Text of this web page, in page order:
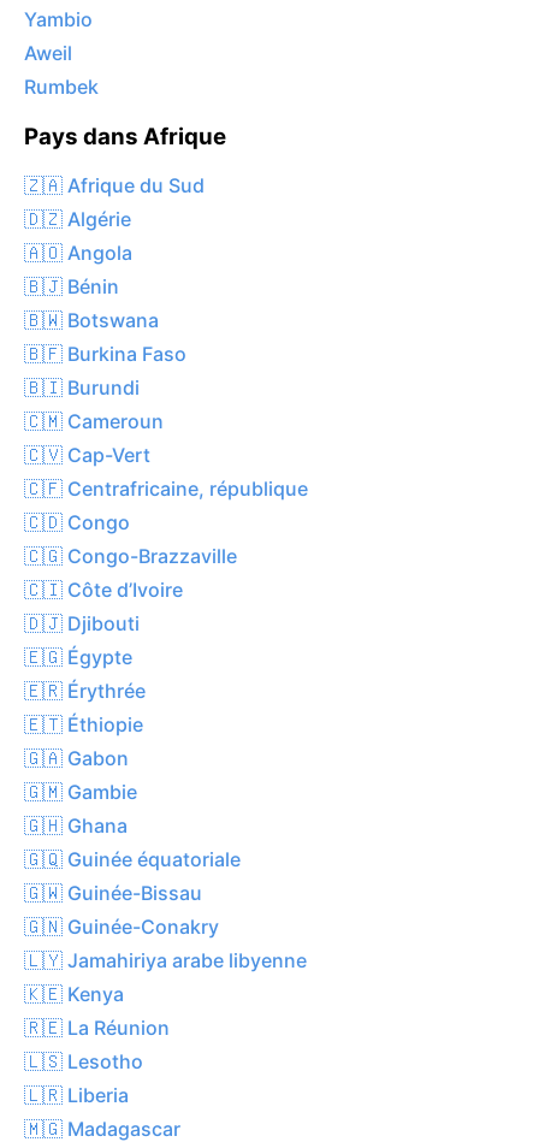
Yambio
Aweil
Rumbek
Pays dans Afrique
🇿🇦 Afrique du Sud
🇩🇿 Algérie
🇦🇴 Angola
🇧🇯 Bénin
🇧🇼 Botswana
🇧🇫 Burkina Faso
🇧🇮 Burundi
🇨🇲 Cameroun
🇨🇻 Cap-Vert
🇨🇫 Centrafricaine, république
🇨🇩 Congo
🇨🇬 Congo-Brazzaville
🇨🇮 Côte d’Ivoire
🇩🇯 Djibouti
🇪🇬 Égypte
🇪🇷 Érythrée
🇪🇹 Éthiopie
🇬🇦 Gabon
🇬🇲 Gambie
🇬🇭 Ghana
🇬🇶 Guinée équatoriale
🇬🇼 Guinée-Bissau
🇬🇳 Guinée-Conakry
🇱🇾 Jamahiriya arabe libyenne
🇰🇪 Kenya
🇷🇪 La Réunion
🇱🇸 Lesotho
🇱🇷 Liberia
🇲🇬 Madagascar